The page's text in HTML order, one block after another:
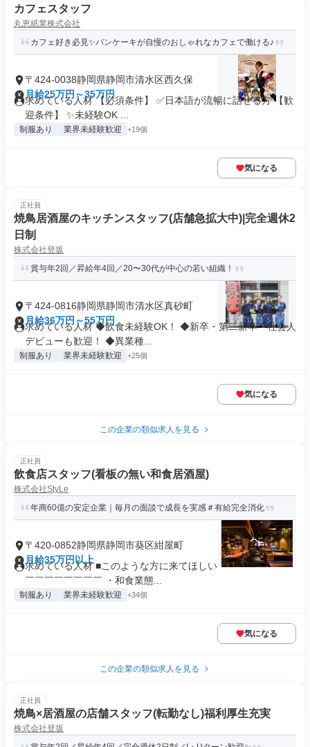
カフェスタッフ
丸恵紙業株式会社
カフェ好き必見✨パンケーキが自慢のおしゃれなカフェで働ける♪
〒424-0038静岡県静岡市清水区西久保
月給25万円～35万円
求めている人材 【必須条件】 ✅日本語が流暢に話せる方 【歓
迎条件】 ✨未経験OK ...
制服あり 業界未経験歓迎 +19個
気になる
正社員
焼鳥居酒屋のキッチンスタッフ(店舗急拡大中)|完全週休2
日制
株式会社登坂
賞与年2回／昇給年4回／20〜30代が中心の若い組織！
〒424-0816静岡県静岡市清水区真砂町
月給36万円～55万円
求めている人材 ◆飲食未経験OK！ ◆新卒・第二新卒・社会人
デビューも歓迎！ ◆異業種...
制服あり 業界未経験歓迎 +25個
気になる
この企業の類似求人を見る
正社員
飲食店スタッフ(看板の無い和食居酒屋)
株式会社StyLe
年商60億の安定企業｜毎月の面談で成長を実感＃有給完全消化
〒420-0852静岡県静岡市葵区紺屋町
月給35万円以上
求めている人材 ■このような方に来てほしい ￣￣￣￣￣￣￣
￣￣￣￣￣￣￣￣ ・和食業態...
制服あり 業界未経験歓迎 +34個
気になる
この企業の類似求人を見る
正社員
焼鳥×居酒屋の店舗スタッフ(転勤なし)福利厚生充実
株式会社登坂